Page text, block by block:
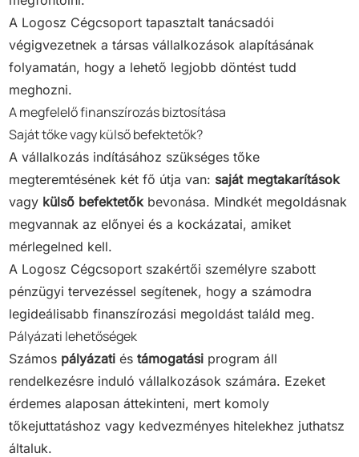
A Logosz Cégcsoport tapasztalt tanácsadói
végigvezetnek a társas vállalkozások alapításának
folyamatán, hogy a lehető legjobb döntést tudd
meghozni.
A megfelelő finanszírozás biztosítása
Saját tőke vagy külső befektetők?
A vállalkozás indításához szükséges tőke
megteremtésének két fő útja van: saját megtakarítások
vagy külső befektetőkbevonása. Mindkét megoldásnak
megvannak az előnyei és a kockázatai, amiket
mérlegelned kell.
A Logosz Cégcsoport szakértői személyre szabott
pénzügyi tervezéssel segítenek, hogy a számodra
legideálisabb finanszírozási megoldást találd meg.
Pályázati lehetőségek
Számos pályázati és támogatási program áll
rendelkezésre induló vállalkozások számára. Ezeket
érdemes alaposan áttekinteni, mert komoly
tőkejuttatáshoz vagy kedvezményes hitelekhez juthatsz
általuk.